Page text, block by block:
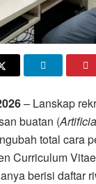
– Lanskap
buatan (
total cara
Curriculum
berisi daftar